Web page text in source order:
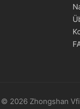
2026 Zhongshan